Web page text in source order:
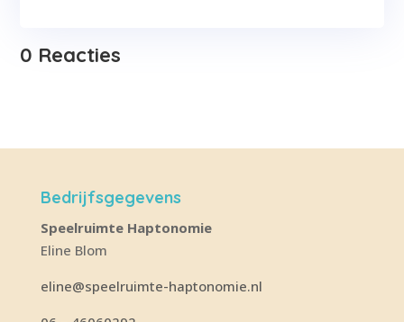
0 Reacties
Bedrijfsgegevens
Speelruimte Haptonomie
Eline Blom
eline@speelruimte-haptonomie.nl